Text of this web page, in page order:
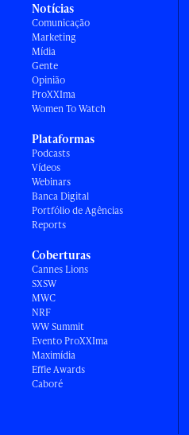
Notícias
Comunicação
Marketing
Mídia
Gente
Opinião
ProXXIma
Women To Watch
Plataformas
Podcasts
Vídeos
Webinars
Banca Digital
Portfólio de Agências
Reports
Coberturas
Cannes Lions
SXSW
MWC
NRF
WW Summit
Evento ProXXIma
Maximídia
Effie Awards
Caboré